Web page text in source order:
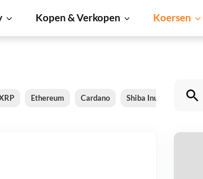
Kopen & Verkopen Koersen
Ethereum Cardano Shiba Inu Dogecoin